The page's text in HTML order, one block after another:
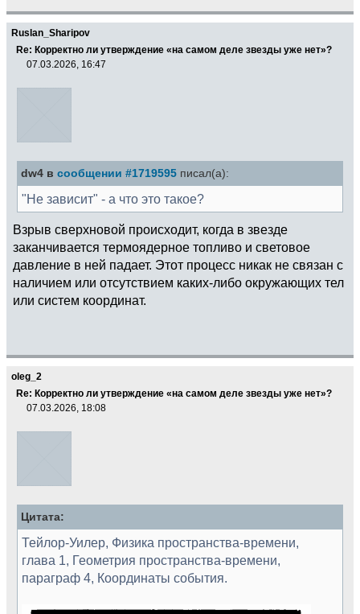
Ruslan_Sharipov
Re: Корректно ли утверждение «на самом деле звезды уже нет»?
07.03.2026, 16:47
dw4 в сообщении #1719595 писал(а):
"Не зависит" - а что это такое?
Взрыв сверхновой происходит, когда в звезде
заканчивается термоядерное топливо и световое
давление в ней падает. Этот процесс никак не связан с
наличием или отсутствием каких-либо окружающих тел
или систем координат.
oleg_2
Re: Корректно ли утверждение «на самом деле звезды уже нет»?
07.03.2026, 18:08
Цитата:
Тейлор-Уилер, Физика пространства-времени,
глава 1, Геометрия пространства-времени,
параграф 4, Координаты события.